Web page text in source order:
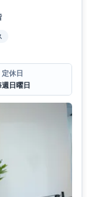
定休日
週日曜日